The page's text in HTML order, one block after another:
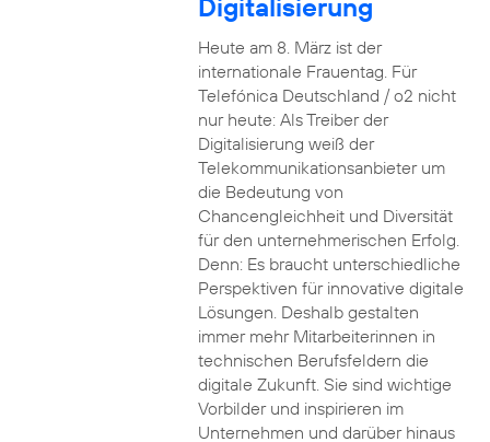
Digitalisierung
Heute am 8. März ist der
internationale Frauentag. Für
Telefónica Deutschland / o2 nicht
nur heute: Als Treiber der
Digitalisierung weiß der
Telekommunikationsanbieter um
die Bedeutung von
Chancengleichheit und Diversität
für den unternehmerischen Erfolg.
Denn: Es braucht unterschiedliche
Perspektiven für innovative digitale
Lösungen. Deshalb gestalten
immer mehr Mitarbeiterinnen in
technischen Berufsfeldern die
digitale Zukunft. Sie sind wichtige
Vorbilder und inspirieren im
Unternehmen und darüber hinaus